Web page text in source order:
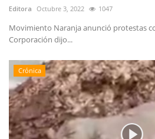
Editora Octubre 3, 2022 1047
Movimiento Naranja anunció protestas
Corporación dijo...
Crónica